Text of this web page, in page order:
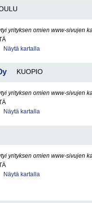
yrityksen omien www-sivujen
Näytä kartalla
KUOPIO
yrityksen omien www-sivujen
Näytä kartalla
yrityksen omien www-sivujen
Näytä kartalla